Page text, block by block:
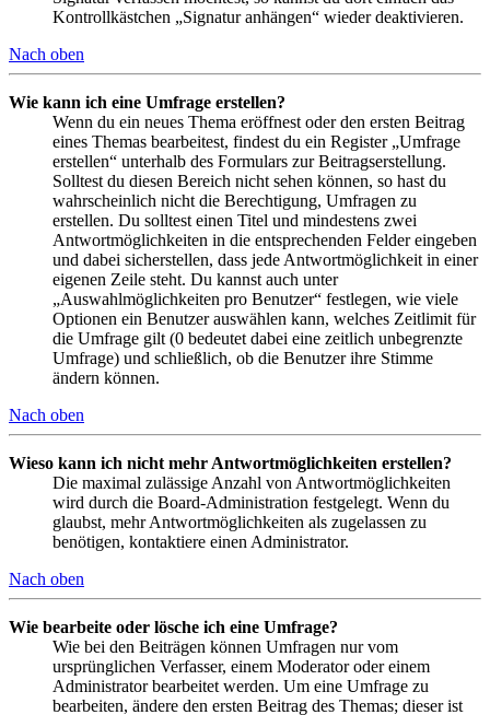
Kontrollkästchen „Signatur anhängen“ wieder deaktivieren.
Nach oben
Wie kann ich eine Umfrage erstellen?
Wenn du ein neues Thema eröffnest oder den ersten Beitrag
eines Themas bearbeitest, findest du ein Register „Umfrage
erstellen“ unterhalb des Formulars zur Beitragserstellung.
Solltest du diesen Bereich nicht sehen können, so hast du
wahrscheinlich nicht die Berechtigung, Umfragen zu
erstellen. Du solltest einen Titel und mindestens zwei
Antwortmöglichkeiten in die entsprechenden Felder eingeben
und dabei sicherstellen, dass jede Antwortmöglichkeit in einer
eigenen Zeile steht. Du kannst auch unter
„Auswahlmöglichkeiten pro Benutzer“ festlegen, wie viele
Optionen ein Benutzer auswählen kann, welches Zeitlimit für
die Umfrage gilt (0 bedeutet dabei eine zeitlich unbegrenzte
Umfrage) und schließlich, ob die Benutzer ihre Stimme
ändern können.
Nach oben
Wieso kann ich nicht mehr Antwortmöglichkeiten erstellen?
Die maximal zulässige Anzahl von Antwortmöglichkeiten
wird durch die Board-Administration festgelegt. Wenn du
glaubst, mehr Antwortmöglichkeiten als zugelassen zu
benötigen, kontaktiere einen Administrator.
Nach oben
Wie bearbeite oder lösche ich eine Umfrage?
Wie bei den Beiträgen können Umfragen nur vom
ursprünglichen Verfasser, einem Moderator oder einem
Administrator bearbeitet werden. Um eine Umfrage zu
bearbeiten, ändere den ersten Beitrag des Themas; dieser ist